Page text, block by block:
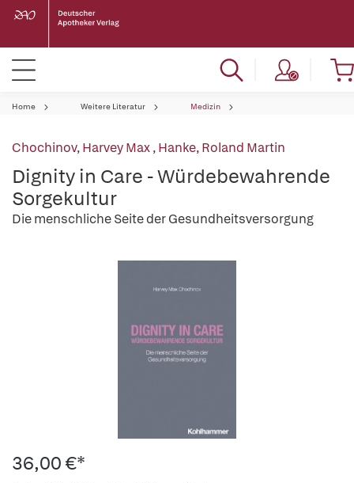
Home Weitere Literatur Medizin
Chochinov, Harvey Max,Hanke, Roland Martin
Dignity in Care - Würdebewahrende
Sorgekultur
Die menschliche Seite der Gesundheitsversorgung
36,00 €*